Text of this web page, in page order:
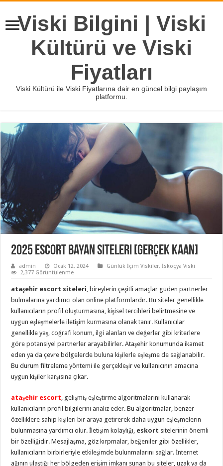
Viski Bilgini | Viski
Kültürü ve Viski
Fiyatları
Viski Kültürü ile Viski Fiyatlarına dair en güncel bilgi paylaşım
platformu.
2025 Escort Bayan Siteleri [gerçek kaan]
admin Ocak 12, 2024 Günlük İçim Viskiler,İskoçya Viski
2,377 Görüntülenme
ataşehir escort siteleri , bireylerin çeşitli amaçlar güden partnerler
bulmalarına yardımcı olan online platformlardır. Bu siteler genellikle
kullanıcıların profil oluşturmasına, kişisel tercihleri belirtmesine ve
uygun eşleşmelerle iletişim kurmasına olanak tanır. Kullanıcılar
genellikle yaş, coğrafi konum, ilgi alanları ve değerler gibi kriterlere
göre potansiyel partnerler arayabilirler. Ataşehir konumunda ikamet
eden ya da çevre bölgelerde buluna kişilerle eşleşme de sağlanabilir.
Bu durum filtreleme yöntemi ile gerçekleşir ve kullanıcının amacına
uygun kişiler karşısına çıkar.
ataşehir escort , gelişmiş eşleştirme algoritmalarını kullanarak
kullanıcıların profil bilgilerini analiz eder. Bu algoritmalar, benzer
özelliklere sahip kişileri bir araya getirerek daha uygun eşleşmelerin
bulunmasına yardımcı olur. İletişim kolaylığı, eskort sitelerinin önemli
bir özelliğidir. Mesajlaşma, göz kırpmalar, beğeniler gibi özellikler,
kullanıcıların birbirleriyle etkileşimde bulunmalarını sağlar. İnternet
ağının ulaştığı her bölgeden erişim imkanı sunan bu siteler, uzak ya da